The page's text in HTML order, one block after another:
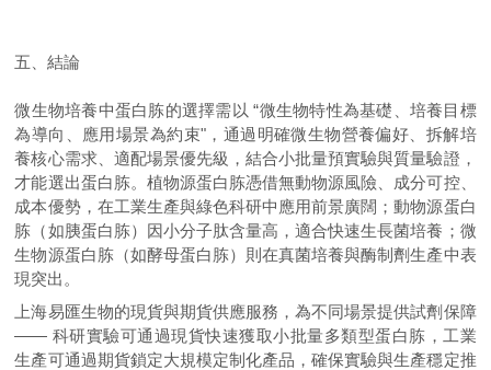
五、結論
微生物培養中蛋白胨的選擇需以 “微生物特性為基礎、培養目標
為導向、應用場景為約束"，通過明確微生物營養偏好、拆解培
養核心需求、適配場景優先級，結合小批量預實驗與質量驗證，
才能選出蛋白胨。植物源蛋白胨憑借無動物源風險、成分可控、
成本優勢，在工業生產與綠色科研中應用前景廣闊；動物源蛋白
胨（如胰蛋白胨）因小分子肽含量高，適合快速生長菌培養；微
生物源蛋白胨（如酵母蛋白胨）則在真菌培養與酶制劑生產中表
現突出。
上海易匯生物的現貨與期貨供應服務，為不同場景提供試劑保障
—— 科研實驗可通過現貨快速獲取小批量多類型蛋白胨，工業
生產可通過期貨鎖定大規模定制化產品，確保實驗與生產穩定推